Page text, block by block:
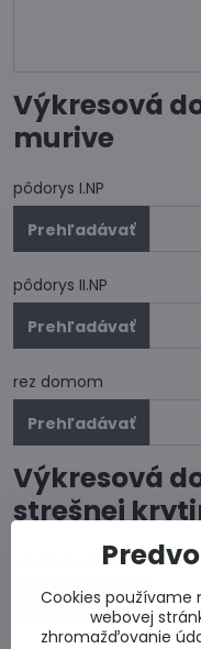
Výkresová
murive
pôdorys I.NP
pôdorys II.NP
rez domom
Výkresová
strešnej
pôdorys strechy
Cookies používame
webovej
zhromažďovanie